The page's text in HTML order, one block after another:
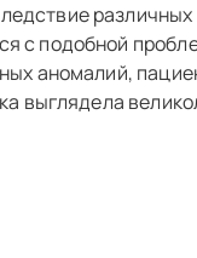
с подобной
аномалий,
выглядела